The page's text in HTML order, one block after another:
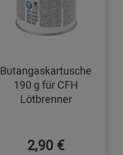
Butangaskartusche
190 g für CFH
Lötbrenner
2,90 €